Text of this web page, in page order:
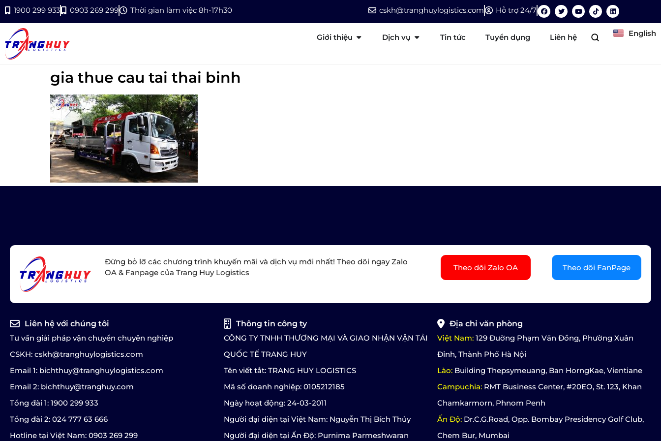
1900 299 933 0903 269 299 Thời gian làm việc 8h-17h30 cskh@tranghuylogistics.com Hỗ trợ 24/7
Giới thiệu Dịch vụ Tin tức Tuyển dụng Liên hệ English
gia thue cau tai thai binh
Đừng bỏ lỡ các chương trình khuyến mãi và dịch vụ mới nhất! Theo dõi ngay Zalo
OA & Fanpage của Trang Huy Logistics
Theo dõi Zalo OA Theo dõi FanPage
Liên hệ với chúng tôi
Tư vấn giải pháp vận chuyển chuyên nghiệp
CSKH: cskh@tranghuylogistics.com
Email 1: bichthuy@tranghuylogistics.com
Email 2: bichthuy@tranghuy.com
Tổng đài 1: 1900 299 933
Tổng đài 2: 024 777 63 666
Hotline tại Việt Nam: 0903 269 299
Thông tin công ty
CÔNG TY TNHH THƯƠNG MẠI VÀ GIAO NHẬN VẬN TẢI
QUỐC TẾ TRANG HUY
Tên viết tắt: TRANG HUY LOGISTICS
Mã số doanh nghiệp: 0105212185
Ngày hoạt động: 24-03-2011
Người đại diện tại Việt Nam: Nguyễn Thị Bích Thủy
Người đại diện tại Ấn Độ: Purnima Parmeshwaran
Địa chỉ văn phòng
Việt Nam: 129 Đường Phạm Văn Đồng, Phường Xuân
Đỉnh, Thành Phố Hà Nội
Lào: Building Thepsymeuang, Ban HorngKae, Vientiane
Campuchia: RMT Business Center, #20EO, St. 123, Khan
Chamkarmorn, Phnom Penh
Ấn Độ: Dr.C.G.Road, Opp. Bombay Presidency Golf Club,
Chem Bur, Mumbai